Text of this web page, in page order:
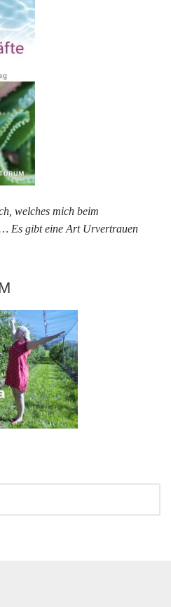
welches mich beim
Es gibt eine Art Urvertrauen